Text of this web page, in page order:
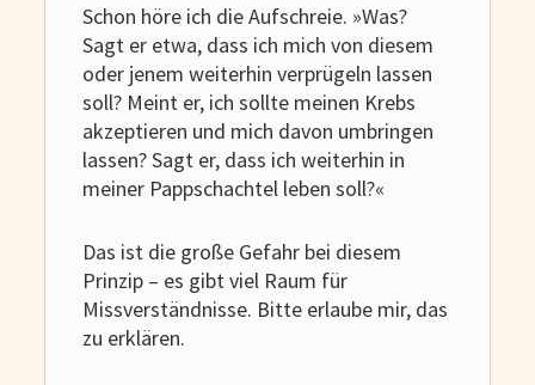
Schon höre ich die Aufschreie. »Was?
Sagt er etwa, dass ich mich von diesem
oder jenem weiterhin verprügeln lassen
soll? Meint er, ich sollte meinen Krebs
akzeptieren und mich davon umbringen
lassen? Sagt er, dass ich weiterhin in
meiner Pappschachtel leben soll?«
Das ist die große Gefahr bei diesem
Prinzip – es gibt viel Raum für
Missverständnisse. Bitte erlaube mir, das
zu erklären.